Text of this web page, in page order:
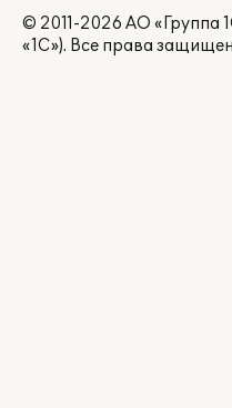
© 2011-2026 АО «Группа
«1С»). Все права